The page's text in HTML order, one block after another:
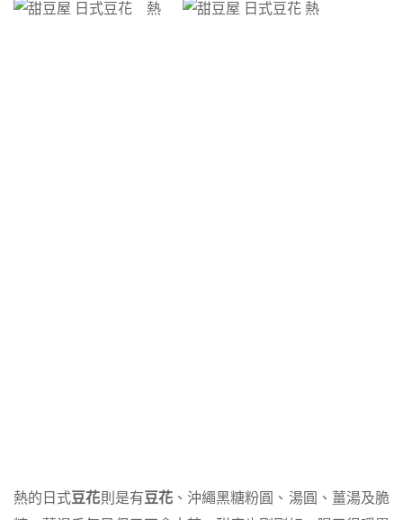
熱的日式豆花則是有豆花、沖繩黑糖粉圓、湯圓、薑湯及脆